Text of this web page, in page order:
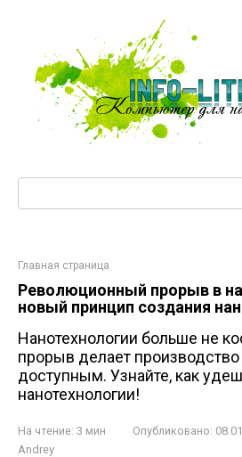
Главная страница
Революционный прорыв в
новый принцип создания
Нанотехнологии больше не
прорыв делает производство
доступным. Узнайте, как
нанотехнологии!
На чтение: 3 мин Опубликовано:
Andrey